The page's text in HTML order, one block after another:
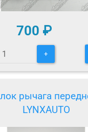
700 ₽
+
рычага
LYNXAUTO